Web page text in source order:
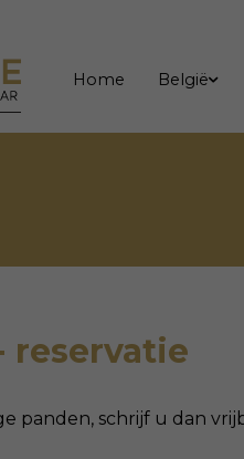
Home België
reservatie
panden, schrijf u dan